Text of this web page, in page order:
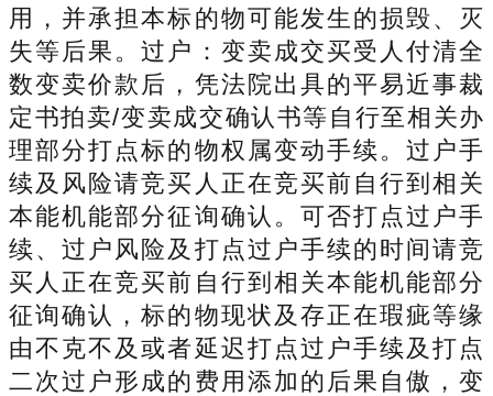
用，并承担本标的物可能发生的损毁、灭
失等后果。过户：变卖成交买受人付清全
数变卖价款后，凭法院出具的平易近事裁
定书拍卖/变卖成交确认书等自行至相关办
理部分打点标的物权属变动手续。过户手
续及风险请竞买人正在竞买前自行到相关
本能机能部分征询确认。可否打点过户手
续、过户风险及打点过户手续的时间请竞
买人正在竞买前自行到相关本能机能部分
征询确认，标的物现状及存正在瑕疵等缘
由不克不及或者延迟打点过户手续及打点
二次过户形成的费用添加的后果自傲，变